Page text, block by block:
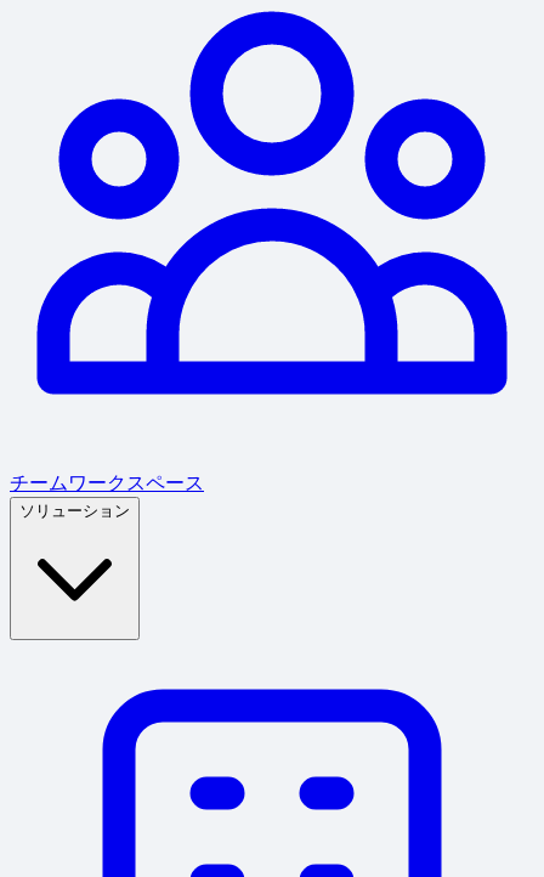
チームワークスペース
ソリューション